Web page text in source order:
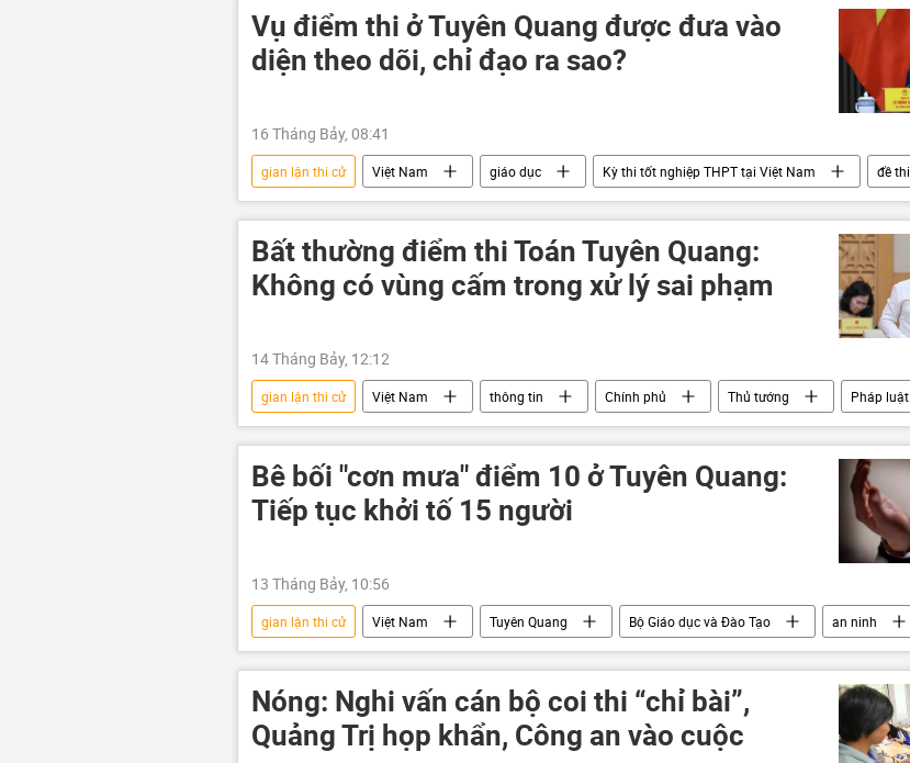
Vụ điểm thi ở Tuyên Quang được đưa vào
diện theo dõi, chỉ đạo ra sao?
16 Tháng Bảy, 08:41
gian lận thi cử Việt Nam giáo dục Kỳ thi tốt nghiệp THPT tại Việt Nam
đề thi
thi cử
điểm thi Thủ tướng Bộ Giáo dục và Đào Tạo Tuyên Quang
Bất thường điểm thi Toán Tuyên Quang:
Không có vùng cấm trong xử lý sai phạm
14 Tháng Bảy, 12:12
gian lận thi cử Việt Nam thông tin Chính phủ Thủ tướng
Pháp luật
Tuyên Quang
cuộc thi kỳ thi THPT
Kỳ thi tốt nghiệp THPT tại Việt Nam
điểm thi
Bê bối "cơn mưa" điểm 10 ở Tuyên Quang:
Tiếp tục khởi tố 15 người
13 Tháng Bảy, 10:56
gian lận thi cử Việt Nam Tuyên Quang Bộ Giáo dục và Đào Tạo
an ninh
An ninh thông tin
thi cử kỳ thi THPT điểm thi
đề thi
Kỳ thi tốt nghiệp THPT tại Việt Nam
Nóng: Nghi vấn cán bộ coi thi “chỉ bài”,
Quảng Trị họp khẩn, Công an vào cuộc